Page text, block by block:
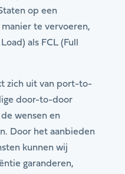
op een
te vervoeren,
als FCL (Full
zich uit van port-to-
door-to-door
wensen en
Door het aanbieden
kunnen wij
garanderen,